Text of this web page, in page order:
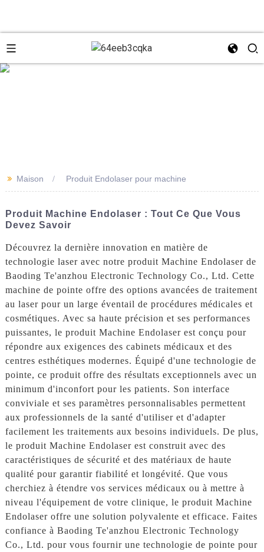
18931273229
>> Maison Produit Endolaser pour machine
Produit Machine Endolaser : Tout Ce Que Vous
Devez Savoir
Découvrez la dernière innovation en matière de
technologie laser avec notre produit Machine Endolaser de
Baoding Te'anzhou Electronic Technology Co., Ltd. Cette
machine de pointe offre des options avancées de traitement
au laser pour un large éventail de procédures médicales et
cosmétiques. Avec sa haute précision et ses performances
puissantes, le produit Machine Endolaser est conçu pour
répondre aux exigences des cabinets médicaux et des
centres esthétiques modernes. Équipé d'une technologie de
pointe, ce produit offre des résultats exceptionnels avec un
minimum d'inconfort pour les patients. Son interface
conviviale et ses paramètres personnalisables permettent
aux professionnels de la santé d'utiliser et d'adapter
facilement les traitements aux besoins individuels. De plus,
le produit Machine Endolaser est construit avec des
caractéristiques de sécurité et des matériaux de haute
qualité pour garantir fiabilité et longévité. Que vous
cherchiez à étendre vos services médicaux ou à mettre à
niveau l'équipement de votre clinique, le produit Machine
Endolaser offre une solution polyvalente et efficace. Faites
confiance à Baoding Te'anzhou Electronic Technology
Co., Ltd. pour vous fournir une technologie de pointe pour